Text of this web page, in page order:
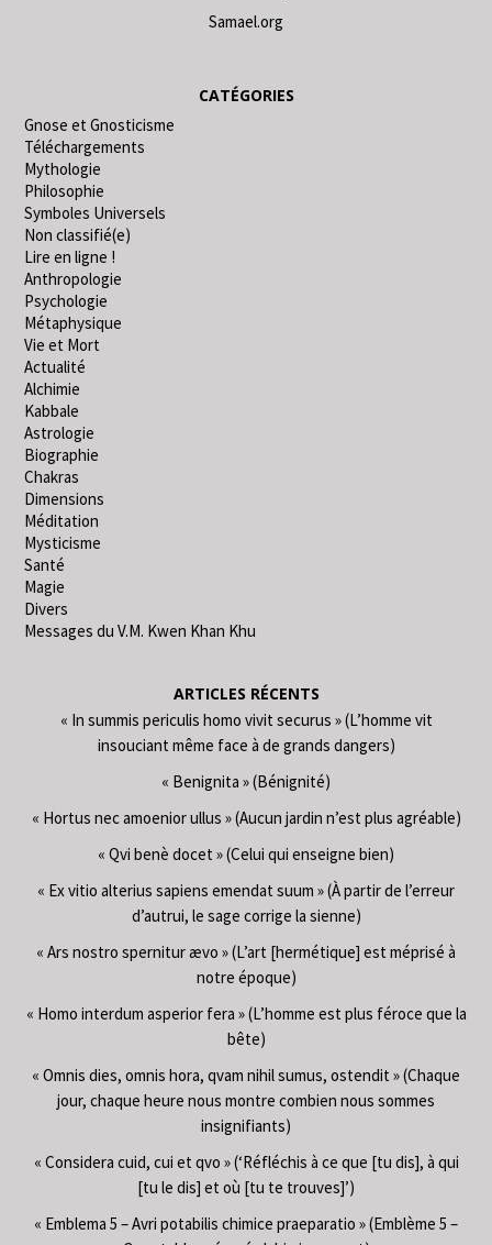
Samael.org
CATÉGORIES
Gnose et Gnosticisme
Téléchargements
Mythologie
Philosophie
Symboles Universels
Non classifié(e)
Lire en ligne !
Anthropologie
Psychologie
Métaphysique
Vie et Mort
Actualité
Alchimie
Kabbale
Astrologie
Biographie
Chakras
Dimensions
Méditation
Mysticisme
Santé
Magie
Divers
Messages du V.M. Kwen Khan Khu
ARTICLES RÉCENTS
« In summis periculis homo vivit securus » (L’homme vit
insouciant même face à de grands dangers)
« Benignita » (Bénignité)
« Hortus nec amoenior ullus » (Aucun jardin n’est plus agréable)
« Qvi benè docet » (Celui qui enseigne bien)
« Ex vitio alterius sapiens emendat suum » (À partir de l’erreur
d’autrui, le sage corrige la sienne)
« Ars nostro spernitur ævo » (L’art [hermétique] est méprisé à
notre époque)
« Homo interdum asperior fera » (L’homme est plus féroce que la
bête)
« Omnis dies, omnis hora, qvam nihil sumus, ostendit » (Chaque
jour, chaque heure nous montre combien nous sommes
insignifiants)
« Considera cuid, cui et qvo » (‘Réfléchis à ce que [tu dis], à qui
[tu le dis] et où [tu te trouves]’)
« Emblema 5 – Avri potabilis chimice praeparatio » (Emblème 5 –